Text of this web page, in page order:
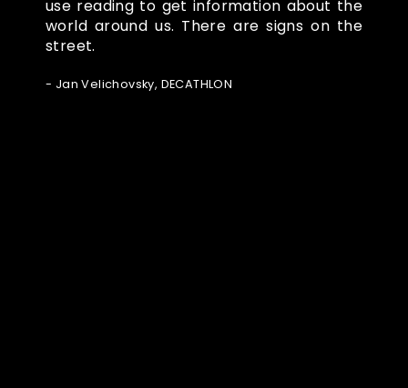
use reading to get information about the
world around us. There are signs on the
street.
- Jan Velichovsky, DECATHLON